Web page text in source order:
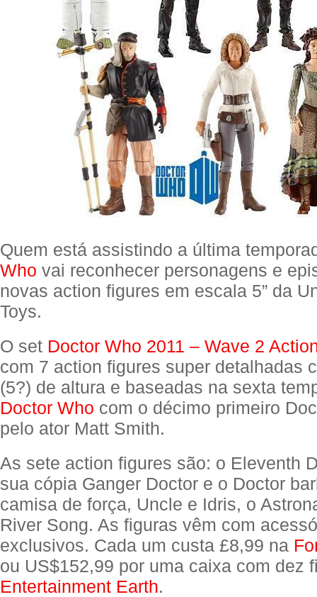
Quem está assistindo a última
Who vai reconhecer personagens e
novas action figures em escala 5” da
Toys.
O set Doctor Who 2011 – Wave 2
com 7 action figures super detalhadas
(5?) de altura e baseadas na sexta
Doctor Who com o décimo primeiro
pelo ator Matt Smith.
As sete action figures são: o Eleventh
sua cópia Ganger Doctor e o Doctor
camisa de força, Uncle e Idris, o
River Song. As figuras vêm com
exclusivos. Cada um custa £8,99 na
ou US$152,99 por uma caixa com dez
Entertainment Earth.